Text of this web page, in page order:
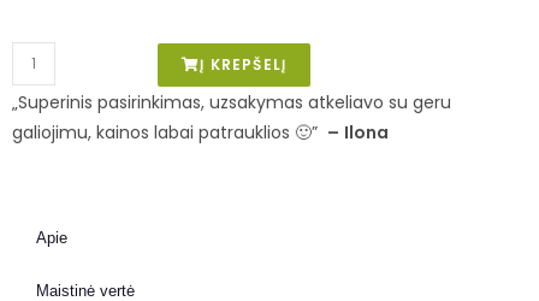
Į KREPŠELĮ
„Superinis pasirinkimas, uzsakymas atkeliavo su geru
galiojimu, kainos labai patrauklios 🙂” – Ilona
Apie
Maistinė vertė